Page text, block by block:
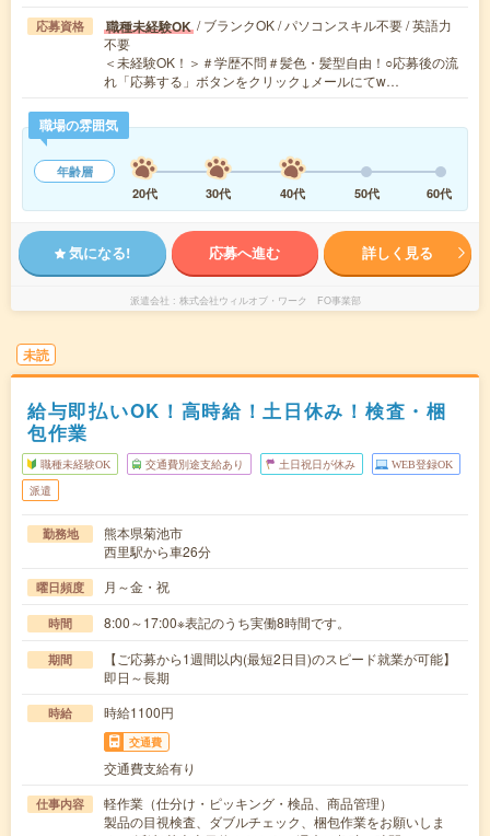
応募資格 職種未経験OK / ブランクOK / パソコンスキル不要 / 英語力
不要
＜未経験OK！＞＃学歴不問＃髪色・髪型自由！○応募後の流
れ「応募する」ボタンをクリック↓メールにてw…
職場の雰囲気
年齢層
20代
30代 40代 50代 60代
気になる! 応募へ進む 詳しく見る
派遣会社 株式会社ウィルオブ・ワーク FO事業部
未読
給与即払いOK！高時給！土日休み！検査・梱
包作業
職種未経験OK 交通費別途支給あり 土日祝日が休み WEB登録OK
派遣
勤務地
熊本県菊池市
西里駅から車26分
曜日頻度 月～金・祝
時間 8:00～17:00※表記のうち実働8時間です。
期間
【ご応募から1週間以内(最短2日目)のスピード就業が可能】
即日～長期
時給 時給1100円
交通費
交通費支給有り
仕事内容
軽作業（仕分け・ピッキング・検品、商品管理）
製品の目視検査、ダブルチェック、梱包作業をお願いしま